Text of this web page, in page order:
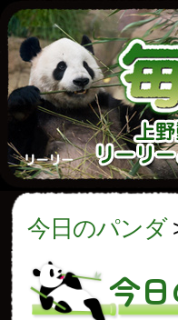
今日のパンダ
今日